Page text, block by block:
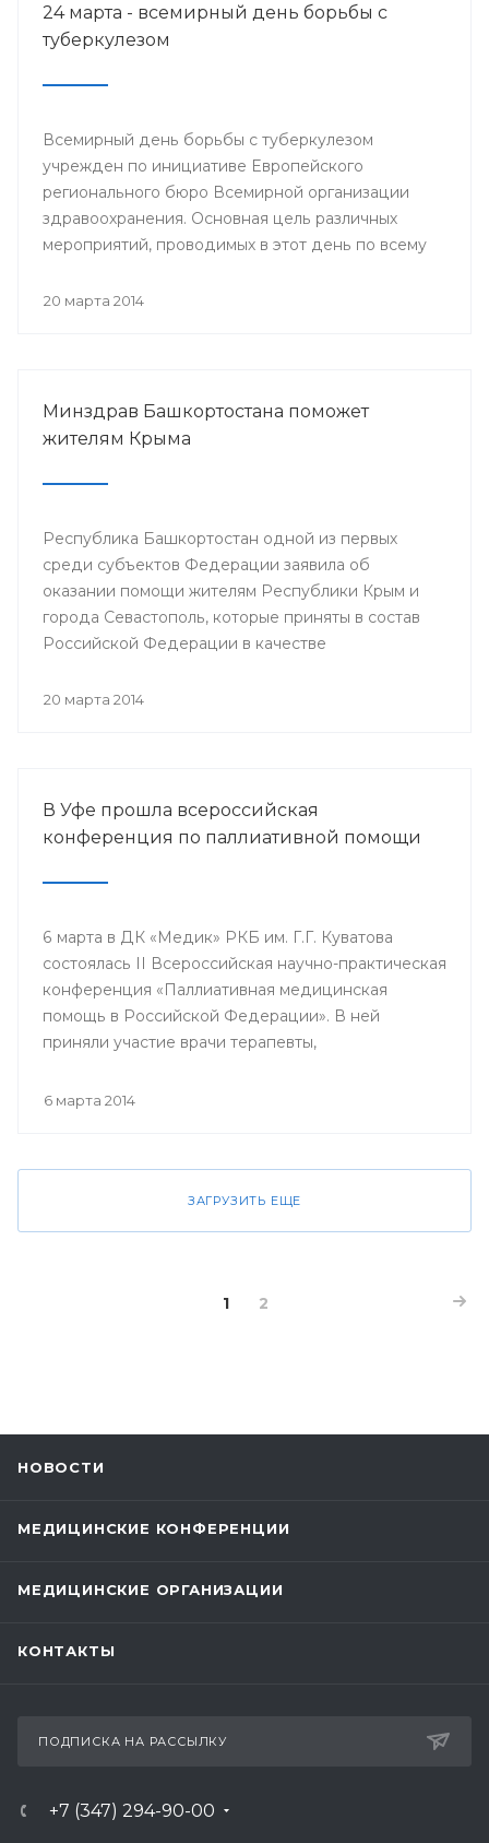
24 марта - всемирный день борьбы с
туберкулезом
Всемирный день борьбы с туберкулезом
учрежден по инициативе Европейского
регионального бюро Всемирной организации
здравоохранения. Основная цель различных
мероприятий, проводимых в этот день по всему
и информирование населения о заболевании и
20 марта 2014
Минздрав Башкортостана поможет
жителям Крыма
Республика Башкортостан одной из первых
среди субъектов Федерации заявила об
оказании помощи жителям Республики Крым и
города Севастополь, которые приняты в состав
Российской Федерации в качестве
день в республике по поручению Президента
20 марта 2014
В Уфе прошла всероссийская
конференция по паллиативной помощи
6 марта в ДК «Медик» РКБ им. Г.Г. Куватова
состоялась II Всероссийская научно-практическая
конференция «Паллиативная медицинская
помощь в Российской Федерации». В ней
приняли участие врачи терапевты,
неврологи, онкологи, педиатры, пульмонологи,
профильных кафедр, врачи интерны, курсанты
6 марта 2014
ЗАГРУЗИТЬ ЕЩЕ
1 2
НОВОСТИ
МЕДИЦИНСКИЕ КОНФЕРЕНЦИИ
МЕДИЦИНСКИЕ ОРГАНИЗАЦИИ
КОНТАКТЫ
ПОДПИСКА НА РАССЫЛКУ
+7 (347) 294-90-00